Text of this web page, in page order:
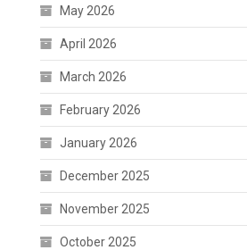
May 2026
April 2026
March 2026
February 2026
January 2026
December 2025
November 2025
October 2025